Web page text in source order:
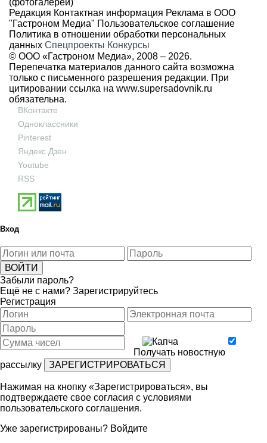
Редакция Контактная информация Реклама в ООО
"Гастроном Медиа" Пользовательское соглашение
Политика в отношении обработки персональных
данных Спецпроекты Конкурсы
© ООО «Гастроном Медиа», 2008 – 2026.
Перепечатка материалов данного сайта возможна
только с письменного разрешения редакции. При
цитировании ссылка на www.supersadovnik.ru
обязательна.
ВКонтакте
Одноклассники
Pinterest
Яндекс Дзен
Youtube
RSS
Вход
Забыли пароль?
Ещё не с нами? Зарегистрируйтесь
Регистрация
Получать новостную
рассылку
Нажимая на кнопку «Зарегистрироваться», вы
подтверждаете свое согласия с условиями
пользовательского соглашения.
Уже зарегистрированы? Войдите